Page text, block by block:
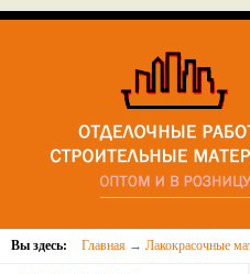
Вы здесь: Главная → Лакокрасочные